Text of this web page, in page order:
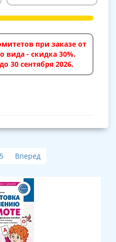
при заказе от
вида - скидка 30%.
30 сентября 2026.
5 Вперед